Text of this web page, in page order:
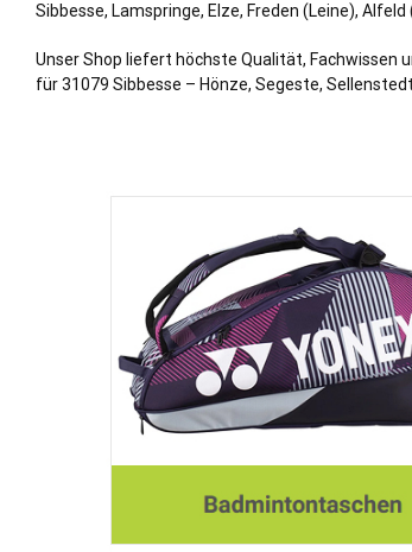
Sibbesse, Lamspringe, Elze, Freden (Leine),
Unser Shop liefert höchste Qualität, Fachwissen
für 31079 Sibbesse – Hönze, Segeste,